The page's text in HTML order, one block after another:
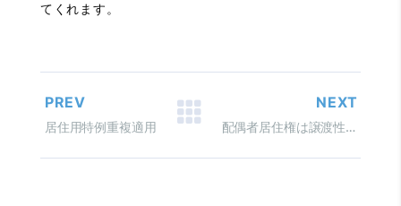
てくれます。
PREV
居住用特例重複適用
NEXT
配偶者居住権は譲渡性資産か